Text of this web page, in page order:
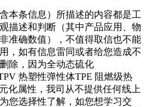
本条信息）所描述的内容都是工
描述和判断（其中产品应用、物
准确数值），不值得取信也不能
，如有信息雷同或者给您造成不
除，因为全动态硫化
热塑性弹性体TPE 阻燃级热
化属性，我司从不提供任何线上
您选择性了解，如您想学习交